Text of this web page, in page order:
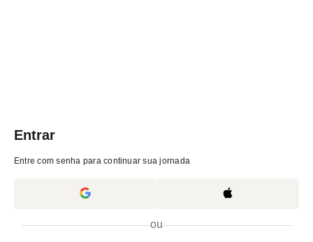
Entrar
Entre com senha para continuar sua jornada
ou